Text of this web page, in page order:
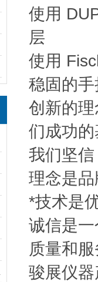
使用
层
使用
稳固的
创新的
们成功
我们坚信
理念是
*技术是
诚信是
质量和
骏展仪